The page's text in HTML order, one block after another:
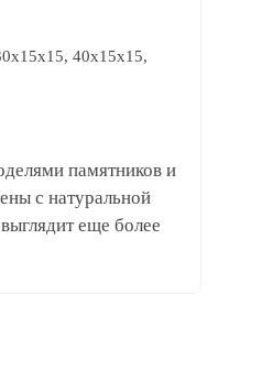
40x15x15,
памятников и
с натуральной
еще более